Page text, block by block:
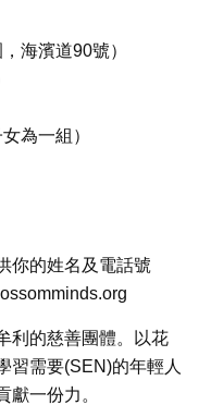
海濱道90號）
為一組）
你的姓名及電話號
利的慈善團體。以花
習需要(SEN)的年輕人
獻一份力。